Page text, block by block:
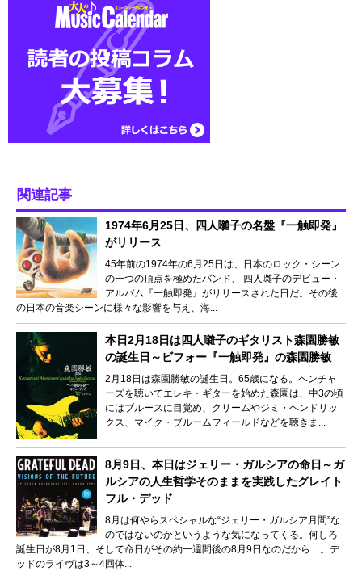
関連記事
1974年6月25日、四人囃子の名盤『一触即発』
がリリース
45年前の1974年の6月25日は、日本のロック・シーン
の一つの頂点を極めたバンド、 四人囃子のデビュー・
アルバム『一触即発』がリリースされた日だ。その後
の日本の音楽シーンに様々な影響を与え、海...
本日2月18日は四人囃子のギタリスト森園勝敏
の誕生日～ビフォー『一触即発』の森園勝敏
2月18日は森園勝敏の誕生日。65歳になる。ベンチャ
ーズを聴いてエレキ・ギターを始めた森園は、中3の頃
にはブルースに目覚め、クリームやジミ・ヘンドリッ
クス、マイク・ブルームフィールドなどを聴きま...
8月9日、本日はジェリー・ガルシアの命日～ガ
ルシアの人生哲学そのままを実践したグレイト
フル・デッド
8月は何やらスペシャルな“ジェリー・ガルシア月間”な
のではないのかというような気になってくる。何しろ
誕生日が8月1日、そして命日がその約一週間後の8月9日なのだから…。デ
ッドのライヴは3～4回体...